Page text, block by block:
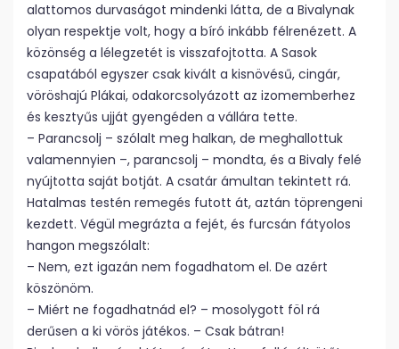
alattomos durvaságot mindenki látta, de a Bivalynak
olyan respektje volt, hogy a bíró inkább félrenézett. A
közönség a lélegzetét is visszafojtotta. A Sasok
csapatából egyszer csak kivált a kisnövésű, cingár,
vöröshajú Plákai, odakorcsolyázott az izomemberhez
és kesztyűs ujját gyengéden a vállára tette.
– Parancsolj – szólalt meg halkan, de meghallottuk
valamennyien –, parancsolj – mondta, és a Bivaly felé
nyújtotta saját botját. A csatár ámultan tekintett rá.
Hatalmas testén remegés futott át, aztán töprengeni
kezdett. Végül megrázta a fejét, és furcsán fátyolos
hangon megszólalt:
– Nem, ezt igazán nem fogadhatom el. De azért
köszönöm.
– Miért ne fogadhatnád el? – mosolygott föl rá
derűsen a ki vörös játékos. – Csak bátran!